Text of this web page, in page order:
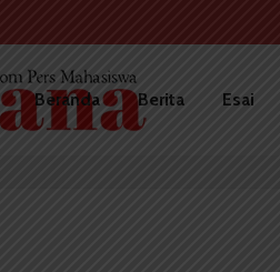
Beranda Berita Esai